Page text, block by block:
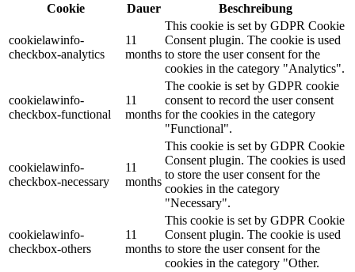
Cookie
Dauer Beschreibung
cookielawinfo-
checkbox-analytics
11
months
This cookie is set by GDPR Cookie
Consent plugin. The cookie is used
to store the user consent for the
cookies in the category "Analytics".
cookielawinfo-
checkbox-functional
11
months
The cookie is set by GDPR cookie
consent to record the user consent
for the cookies in the category
"Functional".
cookielawinfo-
checkbox-necessary
11
months
This cookie is set by GDPR Cookie
Consent plugin. The cookies is used
to store the user consent for the
cookies in the category
"Necessary".
cookielawinfo-
checkbox-others
11
months
This cookie is set by GDPR Cookie
Consent plugin. The cookie is used
to store the user consent for the
cookies in the category "Other.